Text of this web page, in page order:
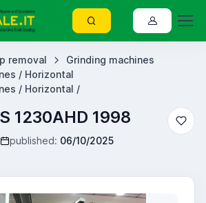
removal
Grinding machines
/ Horizontal
/ Horizontal /
1230AHD 1998
published: 06/10/2025